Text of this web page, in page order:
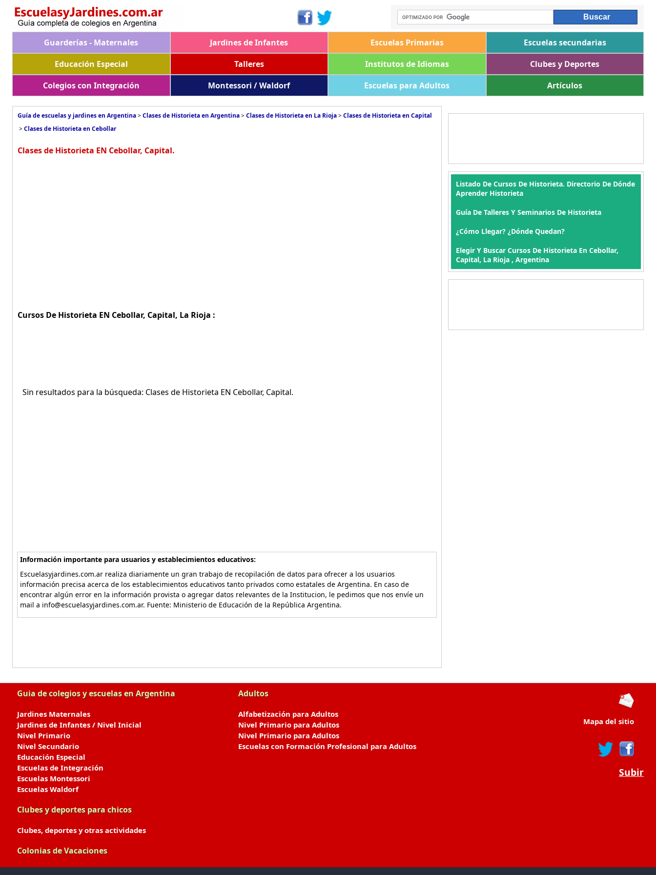
Guarderías - Maternales Jardines de Infantes Escuelas Primarias
Escuelas secundarias
Educación Especial
Talleres Institutos de Idiomas
Clubes y Deportes
Colegios con Integración
Montessori / Waldorf Escuelas para Adultos Artículos
Guía de escuelas y jardines en Argentina>Clases de Historieta en Argentina>Clases de Historieta en La Rioja>Clases de Historieta en Capital
>Clases de Historieta en Cebollar
Clases de Historieta EN Cebollar, Capital.
Cursos De Historieta EN Cebollar, Capital, La Rioja :
Sin resultados para la búsqueda: Clases de Historieta EN Cebollar, Capital.
Información importante para usuarios y establecimientos educativos:
Escuelasyjardines.com.ar realiza diariamente un gran trabajo de recopilación de datos para ofrecer a los usuarios
información precisa acerca de los establecimientos educativos tanto privados como estatales de Argentina. En caso de
encontrar algún error en la información provista o agregar datos relevantes de la Institucion, le pedimos que nos envíe un
mail a info@escuelasyjardines.com.ar. Fuente: Ministerio de Educación de la República Argentina.
Listado De Cursos De Historieta. Directorio De Dónde
Aprender Historieta
Guía De Talleres Y Seminarios De Historieta
¿Cómo Llegar? ¿Dónde Quedan?
Elegir Y Buscar Cursos De Historieta En Cebollar,
Capital, La Rioja , Argentina
Guia de colegios y escuelas en Argentina
Jardines Maternales
Jardines de Infantes / Nivel Inicial
Nivel Primario
Nivel Secundario
Educación Especial
Escuelas de Integración
Escuelas Montessori
Escuelas Waldorf
Clubes y deportes para chicos
Clubes, deportes y otras actividades
Colonias de Vacaciones
Adultos
Alfabetización para Adultos
Nivel Primario para Adultos
Nivel Primario para Adultos
Escuelas con Formación Profesional para Adultos
Mapa del sitio
Subir